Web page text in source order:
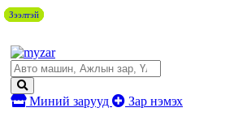
Миний зарууд Зар нэмэх
Зээлтэй
Зээлтэй
Зээлтэй
Зээлтэй